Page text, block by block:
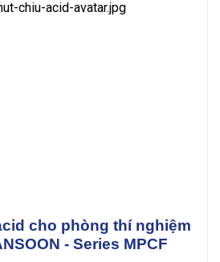
cho phòng thí nghiệm
- Series MPCF